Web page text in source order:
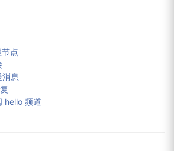
点
息
hello 频道